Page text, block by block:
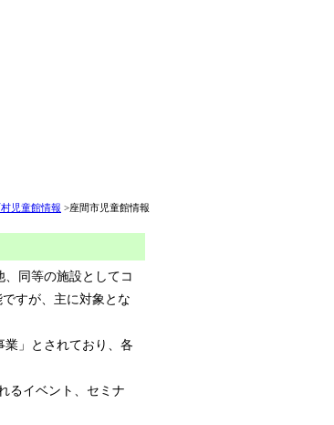
児童館情報 >座間市児童館情報
、同等の施設としてコ
すが、主に対象とな
業」とされており、各
るイベント、セミナ